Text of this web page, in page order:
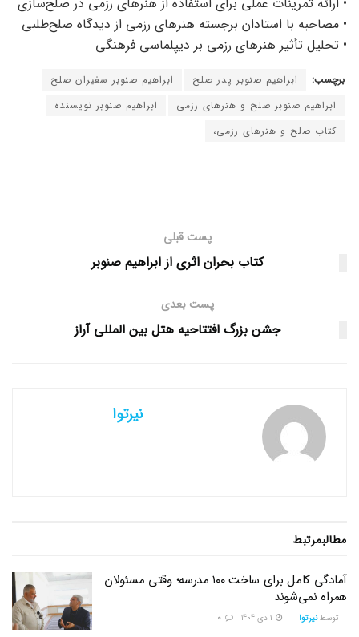
• مصاحبه با استادان برجسته هنرهای رزمی از دیدگاه صلح‌طلبی
• تحلیل تأثیر هنرهای رزمی بر دیپلماسی فرهنگی
برچسب: ابراهیم صنوبر پدر صلح
ابراهیم صنوبر سفیران صلح
ابراهیم صنوبر صلح و هنرهای رزمی
ابراهیم صنوبر نویسنده
کتاب صلح و هنرهای رزمی،
پست قبلی
کتاب بحران اثری از ابراهیم صنوبر
پست بعدی
جشن بزرگ افتتاحیه هتل بین المللی آراز
نیرتوا
مطالبمرتبط
آمادگی کامل برای ساخت ۱۰۰ مدرسه؛ وقتی مسئولان
همراه نمی‌شوند
توسط نیرتوا 1 دی 1404 0